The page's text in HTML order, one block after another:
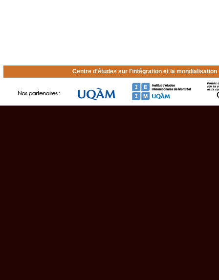
Centre d'études sur l'intégration et la mondialisation